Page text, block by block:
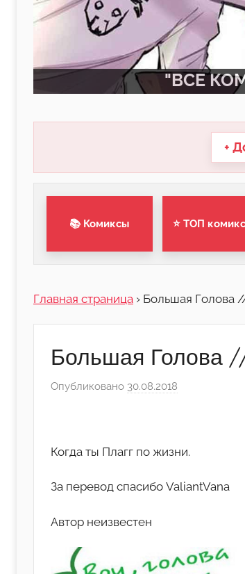
"ВСЕ
+
📚 Комиксы ⭐ ТОП
Главная страница › Большая Голова
Большая Голова
Опубликовано 30.08.2018
р
м
ё
Когда ты Плагг по жизни.
За перевод спасибо ValiantVana
Автор неизвестен